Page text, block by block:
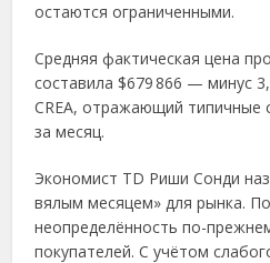
остаются ограниченными.
Средняя фактическая цена
составила $679 866 — минус
CREA, отражающий типичные
за месяц.
Экономист TD Риши Сонди
вялым месяцем» для рынка.
неопределённость по-
покупателей. С учётом